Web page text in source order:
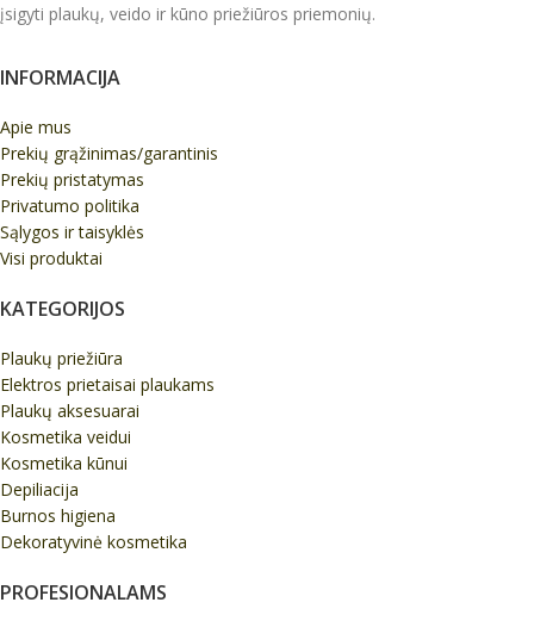
įsigyti plaukų, veido ir kūno priežiūros priemonių.
INFORMACIJA
Apie mus
Prekių grąžinimas/garantinis
Prekių pristatymas
Privatumo politika
Sąlygos ir taisyklės
Visi produktai
KATEGORIJOS
Plaukų priežiūra
Elektros prietaisai plaukams
Plaukų aksesuarai
Kosmetika veidui
Kosmetika kūnui
Depiliacija
Burnos higiena
Dekoratyvinė kosmetika
PROFESIONALAMS